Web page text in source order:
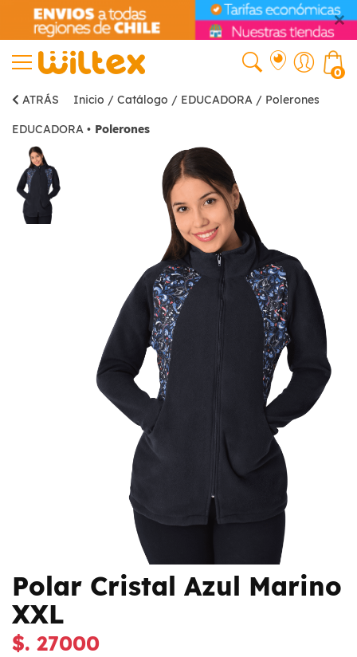
0
ATRÁS
Inicio / Catálogo / EDUCADORA / Polerones
EDUCADORA • Polerones
Polar Cristal Azul Marino
XXL
$. 27000